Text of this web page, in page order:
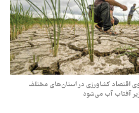
اقتصاد کشاورزی در استان‌های مختلف
آفتاب آب می‌شود